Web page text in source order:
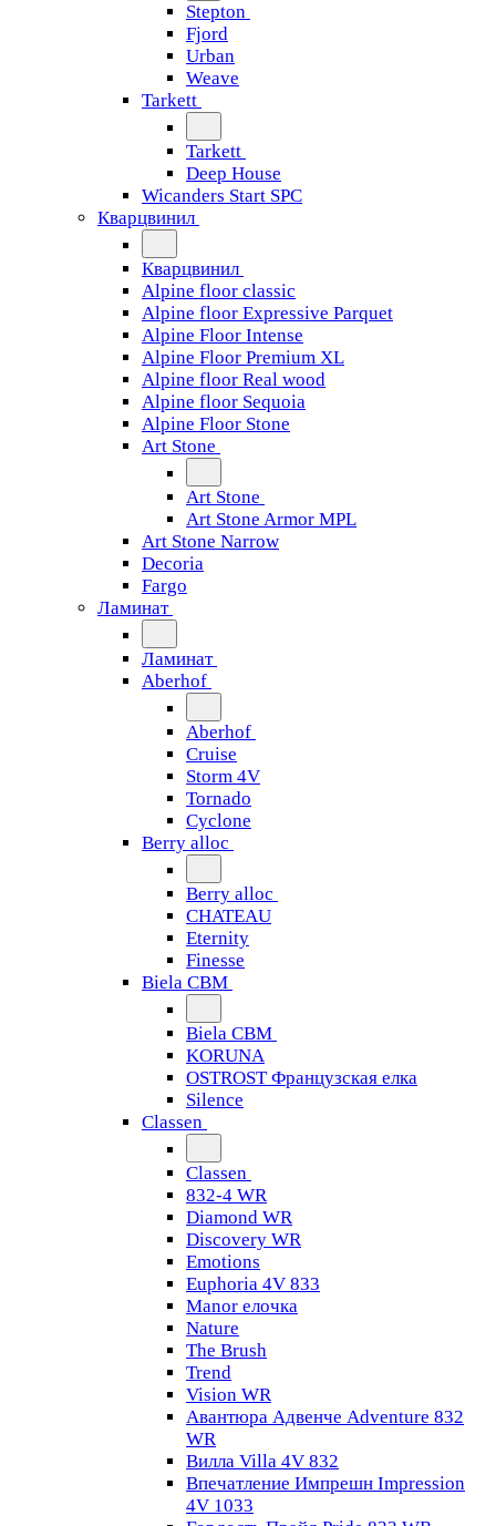
Stepton
Fjord
Urban
Weave
Tarkett
Tarkett
Deep House
Wicanders Start SPC
Кварцвинил
Кварцвинил
Alpine floor classic
Alpine floor Expressive Parquet
Alpine Floor Intense
Alpine Floor Premium XL
Alpine floor Real wood
Alpine floor Sequoia
Alpine Floor Stone
Art Stone
Art Stone
Art Stone Armor MPL
Art Stone Narrow
Decoria
Fargo
Ламинат
Ламинат
Aberhof
Aberhof
Cruise
Storm 4V
Tornado
Сyclone
Berry alloc
Berry alloc
CHATEAU
Eternity
Finesse
Biela CBM
Biela CBM
KORUNA
OSTROST Французская елка
Silence
Classen
Classen
832-4 WR
Diamond WR
Discovery WR
Emotions
Euphoria 4V 833
Manor елочка
Nature
The Brush
Trend
Vision WR
Авантюра Адвенче Adventure 832
WR
Вилла Villa 4V 832
Впечатление Импрешн Impression
4V 1033